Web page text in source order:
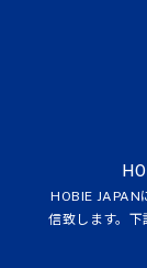
HOBIE JAPAN
信致します。